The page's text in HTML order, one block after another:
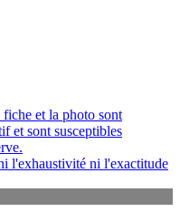
fiche et la photo sont
et sont susceptibles
l'exhaustivité ni l'exactitude